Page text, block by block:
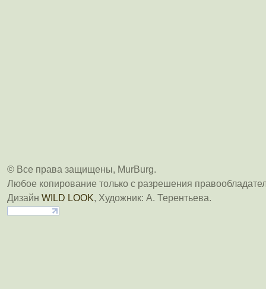
© Все права защищены, MurBurg.
Любое копирование только с разрешения
Дизайн WILD LOOK, Художник: А. Терентьева.